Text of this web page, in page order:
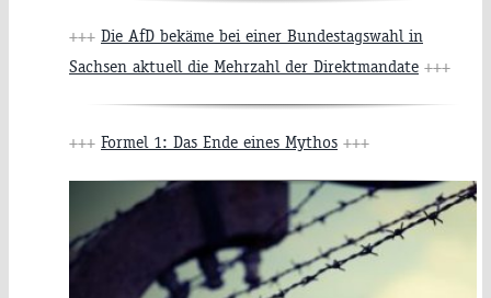
+++ Die AfD bekäme bei einer Bundestagswahl in
Sachsen aktuell die Mehrzahl der Direktmandate +++
+++ Formel 1: Das Ende eines Mythos +++